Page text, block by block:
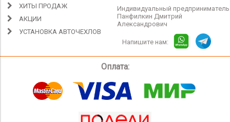
ХИТЫ ПРОДАЖ
АКЦИИ
УСТАНОВКА АВТОЧЕХЛОВ
Индивидуальный предприниматель
Панфилкин Дмитрий
Александрович
Напишите нам:
Оплата: